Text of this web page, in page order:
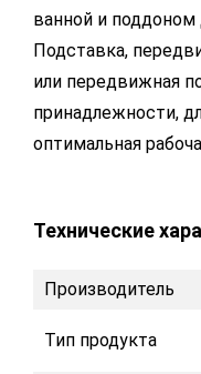
ванной и поддоном
Подставка,
или передвижная
принадлежности,
оптимальная
Технические
Производитель
Тип продукта